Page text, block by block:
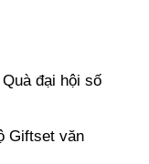
đại hội số
Giftset văn